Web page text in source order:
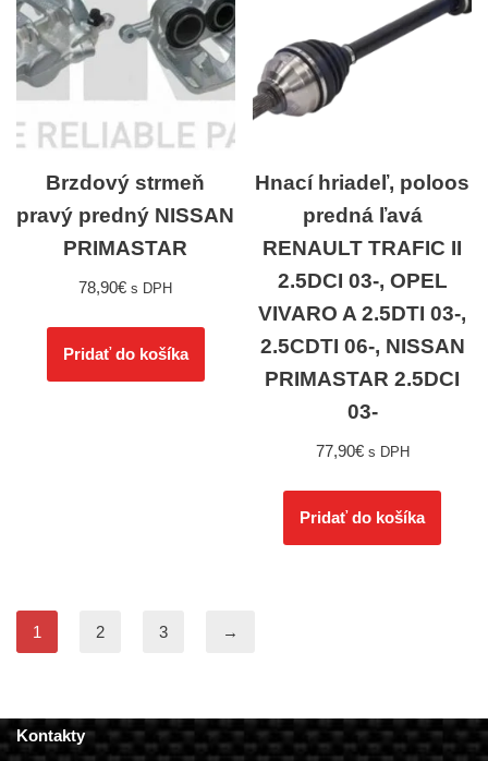
Brzdový strmeň
pravý predný NISSAN
PRIMASTAR
78,90€ s DPH
Pridať do košíka
Hnací hriadeľ, poloos
predná ľavá
RENAULT TRAFIC II
2.5DCI 03-, OPEL
VIVARO A 2.5DTI 03-,
2.5CDTI 06-, NISSAN
PRIMASTAR 2.5DCI
03-
77,90€ s DPH
Pridať do košíka
1 2 3 →
Kontakty